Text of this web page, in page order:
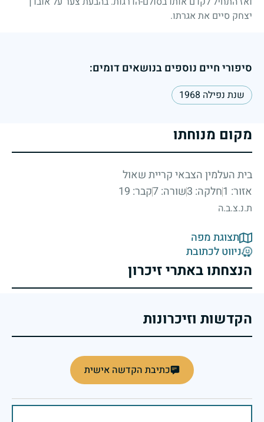
יצחק סיים את אגרתו.
סיפורי חיים נוספים בנושאים דומים:
שנת נפילה 1968
מקום מנוחתו
בית העלמין הצבאי קריית שאול
אזור: 1
חלקה: 3 שורה: 7 קבר: 19
ת.נ.צ.ב.ה
תצוגת מפה
ניווט לכתובת
הנצחתו באתרי זיכרון
הקדשות וזיכרונות
כתיבת הקדשה אישית